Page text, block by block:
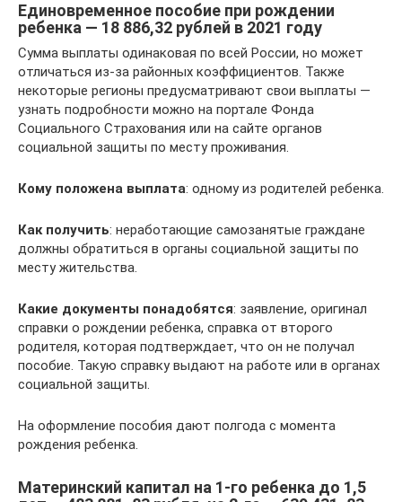
Единовременное пособие при рождении
ребенка — 18 886,32 рублей в 2021 году
Сумма выплаты одинаковая по всей России, но может
отличаться из-за районных коэффициентов. Также
некоторые регионы предусматривают свои выплаты —
узнать подробности можно на портале Фонда
Социального Страхования или на сайте органов
социальной защиты по месту проживания.
Кому положена выплата: одному из родителей ребенка.
Как получить: неработающие самозанятые граждане
должны обратиться в органы социальной защиты по
месту жительства.
Какие документы понадобятся: заявление, оригинал
справки о рождении ребенка, справка от второго
родителя, которая подтверждает, что он не получал
пособие. Такую справку выдают на работе или в органах
социальной защиты.
На оформление пособия дают полгода с момента
рождения ребенка.
Материнский капитал на 1-го ребенка до 1,5